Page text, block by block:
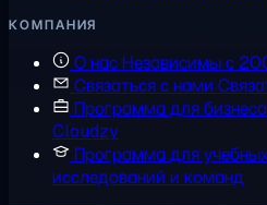
КОМПАНИЯ
О насНезависимы с
Связаться с нами
Программа для бизнеса
Cloudzy
Программа для
исследований и команд